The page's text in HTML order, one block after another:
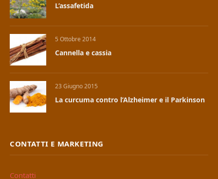
L’assafetida
5 Ottobre 2014
Cannella e cassia
23 Giugno 2015
La curcuma contro l’Alzheimer e il Parkinson
CONTATTI E MARKETING
Contatti